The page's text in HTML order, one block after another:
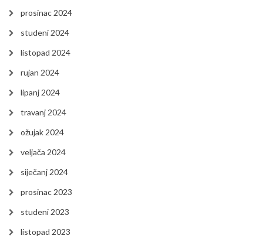
prosinac 2024
studeni 2024
listopad 2024
rujan 2024
lipanj 2024
travanj 2024
ožujak 2024
veljača 2024
siječanj 2024
prosinac 2023
studeni 2023
listopad 2023